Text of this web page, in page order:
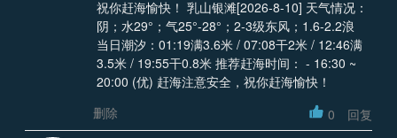
祝你赶海愉快！ 乳山银滩[2026-8-10] 天气情况：
阴；水29°；气25°-28°；2-3级东风；1.6-2.2浪
当日潮汐：01:19满3.6米 / 07:08干2米 / 12:46满
3.5米 / 19:55干0.8米 推荐赶海时间： - 16:30 ~
20:00 (优) 赶海注意安全，祝你赶海愉快！
删除
0 回复